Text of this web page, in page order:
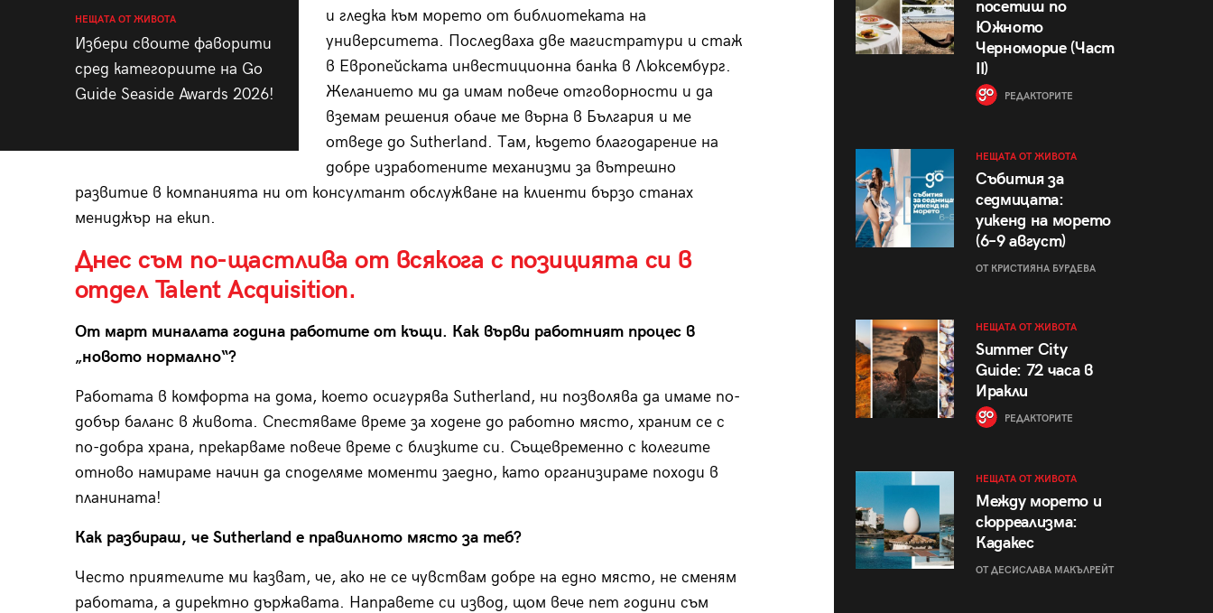
НЕЩАТА ОТ ЖИВОТА
Избери своите фаворити
сред категориите на Go
Guide Seaside Awards 2026!
и гледка към морето от библиотеката на
университета. Последваха две магистратури и стаж
в Европейската инвестиционна банка в Люксембург.
Желанието ми да имам повече отговорности и да
вземам решения обаче ме върна в България и ме
отведе до Sutherland. Там, където благодарение на
добре изработените механизми за вътрешно
развитие в компанията ни от консултант обслужване на клиенти бързо станах
мениджър на екип.
Днес съм по-щастлива от всякога с позицията си в
отдел Talent Acquisition.
От март миналата година работите от къщи. Как върви работният процес в
„новото нормално“?
Работата в комфорта на дома, което осигурява Sutherland, ни позволява да имаме по-
добър баланс в живота. Спестяваме време за ходене до работно място, храним се с
по-добра храна, прекарваме повече време с близките си. Същевременно с колегите
отново намираме начин да споделяме моменти заедно, като организираме походи в
планината!
Как разбираш, че Sutherland е правилното място за теб?
Често приятелите ми казват, че, ако не се чувствам добре на едно място, не сменям
работата, а директно държавата. Направете си извод, щом вече пет години съм
посетиш по
Южното
Черноморие (Част
II)
РЕДАКТОРИТЕ
НЕЩАТА ОТ ЖИВОТА
Събития за
седмицата:
уикенд на морето
(6–9 август)
ОТ КРИСТИЯНА БУРДЕВА
НЕЩАТА ОТ ЖИВОТА
Summer City
Guide: 72 часа в
Иракли
РЕДАКТОРИТЕ
НЕЩАТА ОТ ЖИВОТА
Между морето и
сюрреализма:
Кадакес
ОТ ДЕСИСЛАВА МАКЪЛРЕЙТ